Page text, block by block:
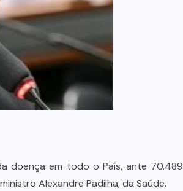
doença em todo o País, ante 70.489
Alexandre Padilha, da Saúde.